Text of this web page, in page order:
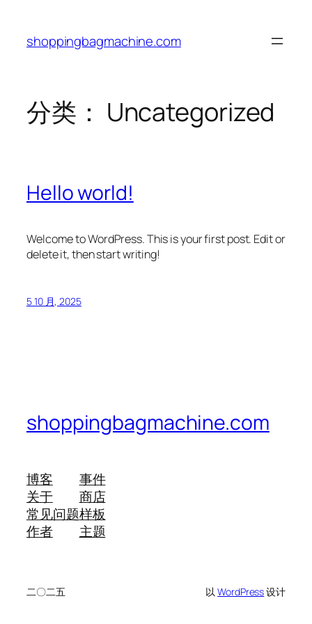
shoppingbagmachine.com
分类： Uncategorized
Hello world!
Welcome to WordPress. This is your first post. Edit or
delete it, then start writing!
5 10 月, 2025
shoppingbagmachine.com
博客
关于
常见问题
作者
事件
商店
样板
主题
二〇二五 以WordPress设计